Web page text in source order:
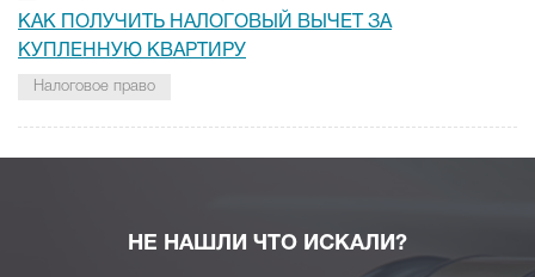
КАК ПОЛУЧИТЬ НАЛОГОВЫЙ ВЫЧЕТ ЗА
КУПЛЕННУЮ КВАРТИРУ
Налоговое право
НЕ НАШЛИ ЧТО ИСКАЛИ?